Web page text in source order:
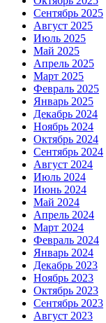
Сентябрь 2025
Август 2025
Июль 2025
Май 2025
Апрель 2025
Март 2025
Февраль 2025
Январь 2025
Декабрь 2024
Ноябрь 2024
Октябрь 2024
Сентябрь 2024
Август 2024
Июль 2024
Июнь 2024
Май 2024
Апрель 2024
Март 2024
Февраль 2024
Январь 2024
Декабрь 2023
Ноябрь 2023
Октябрь 2023
Сентябрь 2023
Август 2023